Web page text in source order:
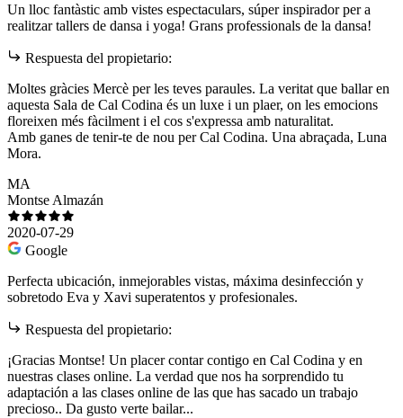
Un lloc fantàstic amb vistes espectaculars, súper inspirador per a
realitzar tallers de dansa i yoga! Grans professionals de la dansa!
Respuesta del propietario:
Moltes gràcies Mercè per les teves paraules. La veritat que ballar en
aquesta Sala de Cal Codina és un luxe i un plaer, on les emocions
floreixen més fàcilment i el cos s'expressa amb naturalitat.
Amb ganes de tenir-te de nou per Cal Codina. Una abraçada, Luna
Mora.
MA
Montse Almazán
2020-07-29
Google
Perfecta ubicación, inmejorables vistas, máxima desinfección y
sobretodo Eva y Xavi superatentos y profesionales.
Respuesta del propietario:
¡Gracias Montse! Un placer contar contigo en Cal Codina y en
nuestras clases online. La verdad que nos ha sorprendido tu
adaptación a las clases online de las que has sacado un trabajo
precioso.. Da gusto verte bailar...